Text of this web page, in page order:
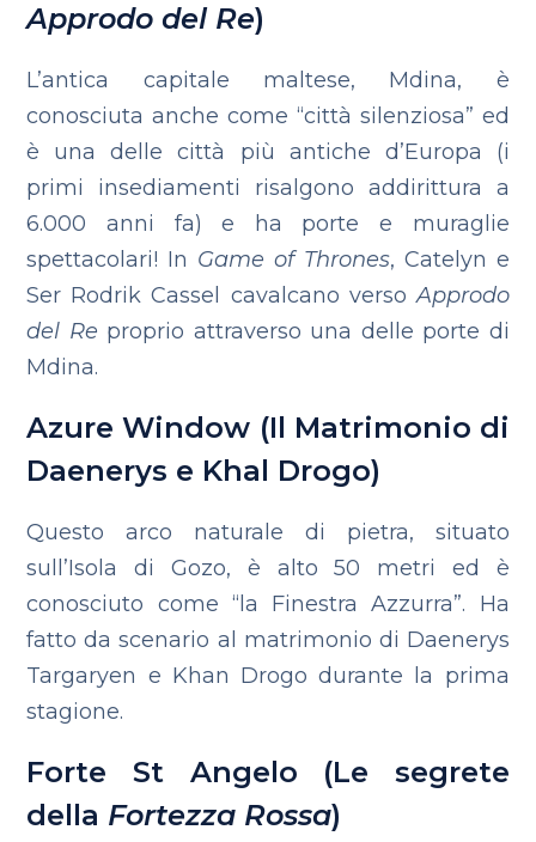
Approdo del Re)
L’antica capitale maltese, Mdina, è
conosciuta anche come “città silenziosa” ed
è una delle città più antiche d’Europa (i
primi insediamenti risalgono addirittura a
6.000 anni fa) e ha porte e muraglie
spettacolari! In Game of Thrones, Catelyn e
Ser Rodrik Cassel cavalcano versoApprodo
del Re proprio attraverso una delle porte di
Mdina.
Azure Window (Il Matrimonio di
Daenerys e Khal Drogo)
Questo arco naturale di pietra, situato
sull’Isola di Gozo, è alto 50 metri ed è
conosciuto come “la Finestra Azzurra”. Ha
fatto da scenario al matrimonio di Daenerys
Targaryen e Khan Drogo durante la prima
stagione.
Forte St Angelo (Le segrete
della Fortezza Rossa)